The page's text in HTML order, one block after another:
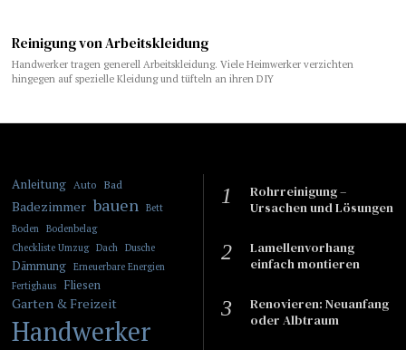
Reinigung von Arbeitskleidung
Handwerker tragen generell Arbeitskleidung. Viele Heimwerker verzichten
hingegen auf spezielle Kleidung und tüfteln an ihren DIY
Anleitung Auto Bad
Badezimmer bauen
Bett
Boden
Bodenbelag
Checkliste Umzug Dach Dusche
Dämmung
Erneuerbare Energien
Fertighaus
Fliesen
Garten & Freizeit
Handwerker
Rohrreinigung –
Ursachen und Lösungen
Lamellenvorhang
einfach montieren
​​Renovieren: Neuanfang
oder Albtraum